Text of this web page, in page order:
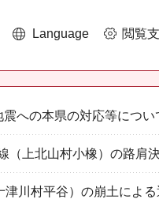
Language 閲覧
への本県の対応等につい
（上北山村小橡）の路肩
津川村平谷）の崩土によ